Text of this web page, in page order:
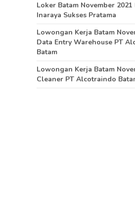
Loker Batam November
Inaraya Sukses Pratama
Lowongan Kerja Batam
Data Entry Warehouse PT
Batam
Lowongan Kerja Batam
Cleaner PT Alcotraindo